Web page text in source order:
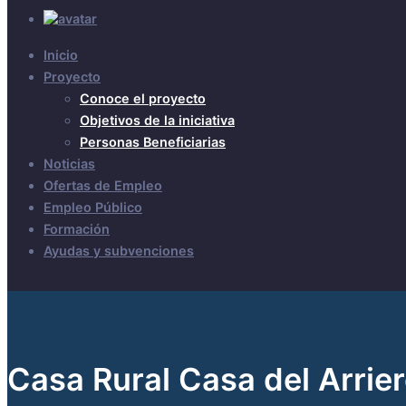
Inicio
Proyecto
Conoce el proyecto
Objetivos de la iniciativa
Personas Beneficiarias
Noticias
Ofertas de Empleo
Empleo Público
Formación
Ayudas y subvenciones
Casa Rural Casa del